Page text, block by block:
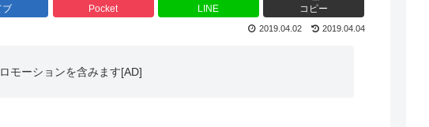
ブ Pocket LINE コピー
2019.04.04
2019.04.02
モーションを含みます[AD]